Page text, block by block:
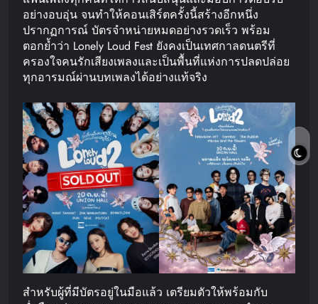
อย่างอบอุ่น จนทำให้คอนเสิร์ตครั้งนี้สร้างอีกหนึ่ง
ปรากฏการณ์ บัตรจำหน่ายหมดอย่างรวดเร็ว พร้อม
ตอกย้ำว่า Lonely Loud Fest ยังคงเป็นเทศกาลดนตรีที่
ครองใจคนรักเสียงเพลงและเป็นพื้นที่แห่งการปลดปล่อย
ทุกอารมณ์ผ่านบทเพลงได้อย่างแท้จริง
สำหรับผู้ที่มีบัตรอยู่ในมือแล้ว เตรียมตัวให้พร้อมกับ